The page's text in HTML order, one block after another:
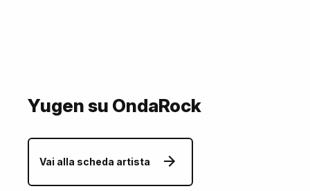
Yugen su OndaRock
Vai alla scheda artista